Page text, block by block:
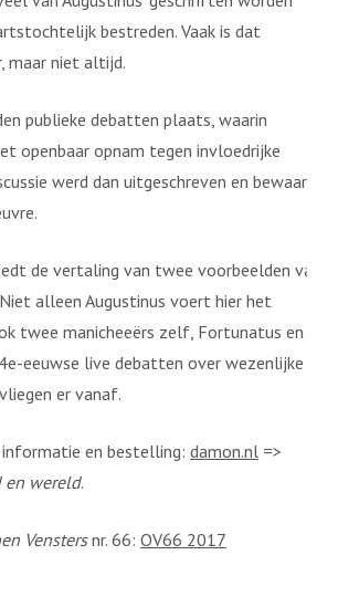
bestreden. Vaak is dat
maar niet altijd.
debatten plaats, waarin
openbaar opnam tegen invloedrijke
werd dan uitgeschreven en bewaard
vertaling van twee voorbeelden van
Niet alleen Augustinus voert hier het
twee manicheeërs zelf, Fortunatus en
eeuwse live debatten over wezenlijke
er vanaf.
en bestelling: damon.nl =>
en wereld.
Venstersnr. 66: OV66 2017